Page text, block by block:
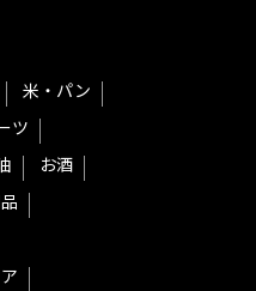
米・パン
ツ
お酒